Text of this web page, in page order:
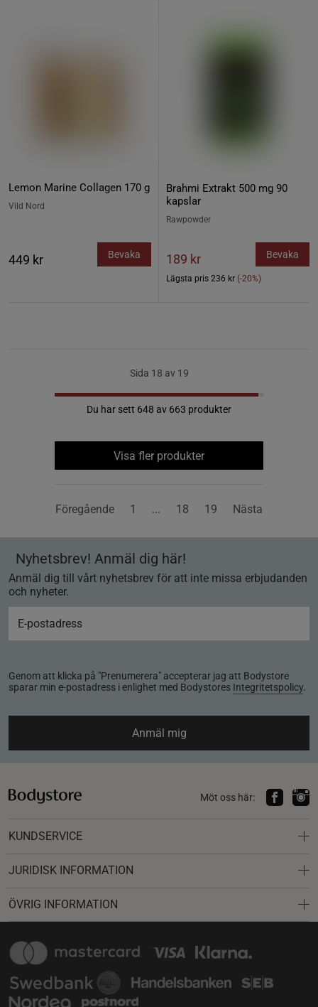
Lemon Marine Collagen 170 g
Vild Nord
449 kr Bevaka
Brahmi Extrakt 500 mg 90
kapslar
Rawpowder
189 kr
Lägsta pris 236 kr (-20%)
Bevaka
Sida 18 av 19
Du har sett 648 av 663 produkter
Visa fler produkter
Föregående 1 ... 18 19 Nästa
Nyhetsbrev! Anmäl dig här!
Anmäl dig till vårt nyhetsbrev för att inte missa erbjudanden
och nyheter.
Genom att klicka på "Prenumerera" accepterar jag att Bodystore
sparar min e-postadress i enlighet med Bodystores Integritetspolicy.
Anmäl mig
Möt oss här:
KUNDSERVICE
JURIDISK INFORMATION
ÖVRIG INFORMATION